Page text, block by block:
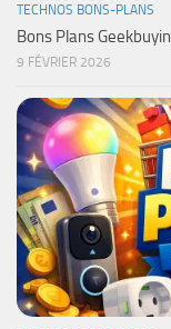
TECHNOS BONS-PLANS
Bons Plans
9 FÉVRIER 2026